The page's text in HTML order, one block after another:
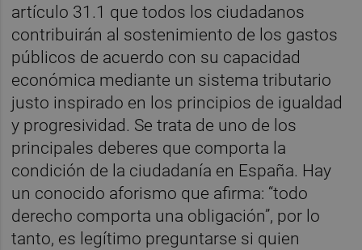
artículo 31.1 que todos los ciudadanos
contribuirán al sostenimiento de los gastos
públicos de acuerdo con su capacidad
económica mediante un sistema tributario
justo inspirado en los principios de igualdad
y progresividad. Se trata de uno de los
principales deberes que comporta la
condición de la ciudadanía en España. Hay
un conocido aforismo que afirma: “todo
derecho comporta una obligación”, por lo
tanto, es legítimo preguntarse si quien